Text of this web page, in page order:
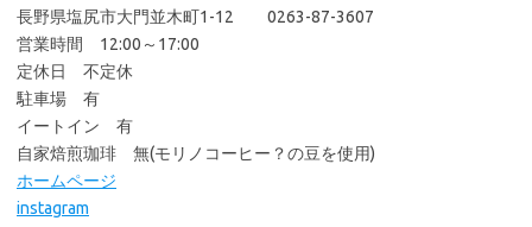
長野県塩尻市大門並木町1-12 0263-87-3607
営業時間 12:00～17:00
定休日 不定休
駐車場 有
イートイン 有
自家焙煎珈琲 無(モリノコーヒー？の豆を使用)
ホームページ
instagram